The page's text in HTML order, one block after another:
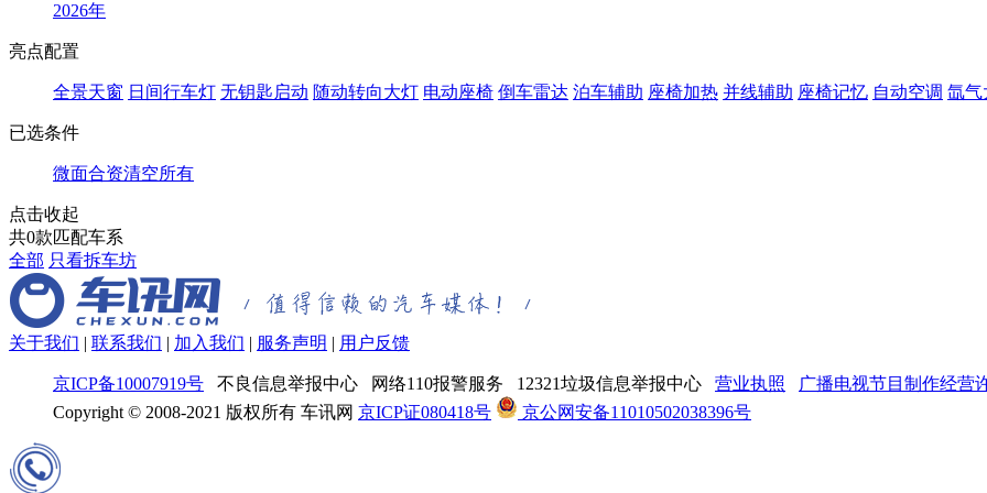
2026年
亮点配置
全景天窗 日间行车灯 无钥匙启动 随动转向大灯 电动座椅 倒车雷达 泊车辅助 座椅加热 并线辅助 座椅记忆 自动空调 氙气
已选条件
微面合资清空所有
点击收起
共0款匹配车系
全部 只看拆车坊
关于我们 | 联系我们 | 加入我们 | 服务声明 | 用户反馈
京ICP备10007919号 不良信息举报中心 网络110报警服务 12321垃圾信息举报中心 营业执照
广播电视节目制作经营
Copyright © 2008-2021 版权所有 车讯网 京ICP证080418号 京公网安备11010502038396号